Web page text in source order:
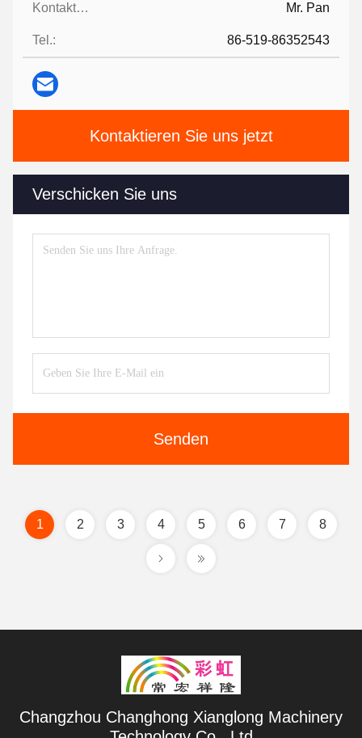
Kontaktpersonen: Mr. Pan
Tel.: 86-519-86352543
Kontaktieren Sie uns jetzt
Verschicken Sie uns
Senden
1 2 3 4 5 6 7 8
Changzhou Changhong Xianglong Machinery